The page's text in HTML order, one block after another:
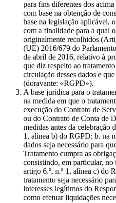
para fins diferentes dos
com base na obtenção de
base na legislação aplicável,
com a finalidade para a qual
originalmente recolhidos
(UE) 2016/679 do
de abril de 2016, relativo à
que diz respeito ao
circulação desses dados e
(doravante: «RGPD»).
A base jurídica para o
na medida em que o
execução do Contrato de
ou do Contrato de Conta de
medidas antes da
1, alínea b) do RGPD; b. na
dados seja necessário para
Tratamento cumpra as
consistindo, em particular,
artigo 6.º, n.º 1, alínea c) do
tratamento seja necessário
interesses legítimos do
como efetuar liquidações